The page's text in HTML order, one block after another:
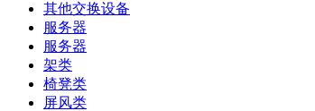
其他交换设备
服务器
服务器
架类
椅凳类
屏风类